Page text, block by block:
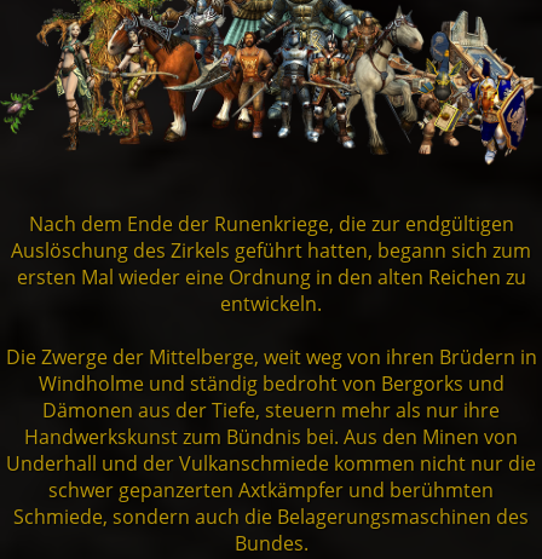
Nach dem Ende der Runenkriege, die zur endgültigen
Auslöschung des Zirkels geführt hatten, begann sich zum
ersten Mal wieder eine Ordnung in den alten Reichen zu
entwickeln.
Die Zwerge der Mittelberge, weit weg von ihren Brüdern in
Windholme und ständig bedroht von Bergorks und
Dämonen aus der Tiefe, steuern mehr als nur ihre
Handwerkskunst zum Bündnis bei. Aus den Minen von
Underhall und der Vulkanschmiede kommen nicht nur die
schwer gepanzerten Axtkämpfer und berühmten
Schmiede, sondern auch die Belagerungsmaschinen des
Bundes.